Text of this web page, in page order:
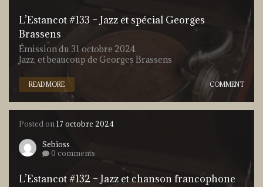
L’Estancot #133 – Jazz et spécial Georges
Brassens
Émission du 31 octobre 2024.
Jazz, et beaucoup de Georges Brassens
READ MORE COMMENT
Posted on17 octobre 2024
Sebioss
0 comments
L’Estancot #132 – Jazz et chanson francophone